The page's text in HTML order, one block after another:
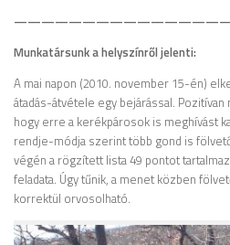
Munkatársunk a helyszínről jelenti:
A mai napon (2010. november 15-én)
átadás-átvétele egy bejárással.
hogy erre a kerékpárosok is meghívást
rendje-módja szerint több gond is
végén a rögzített lista 49 pontot
feladata. Úgy tűnik, a menet közben
korrektül orvosolható.